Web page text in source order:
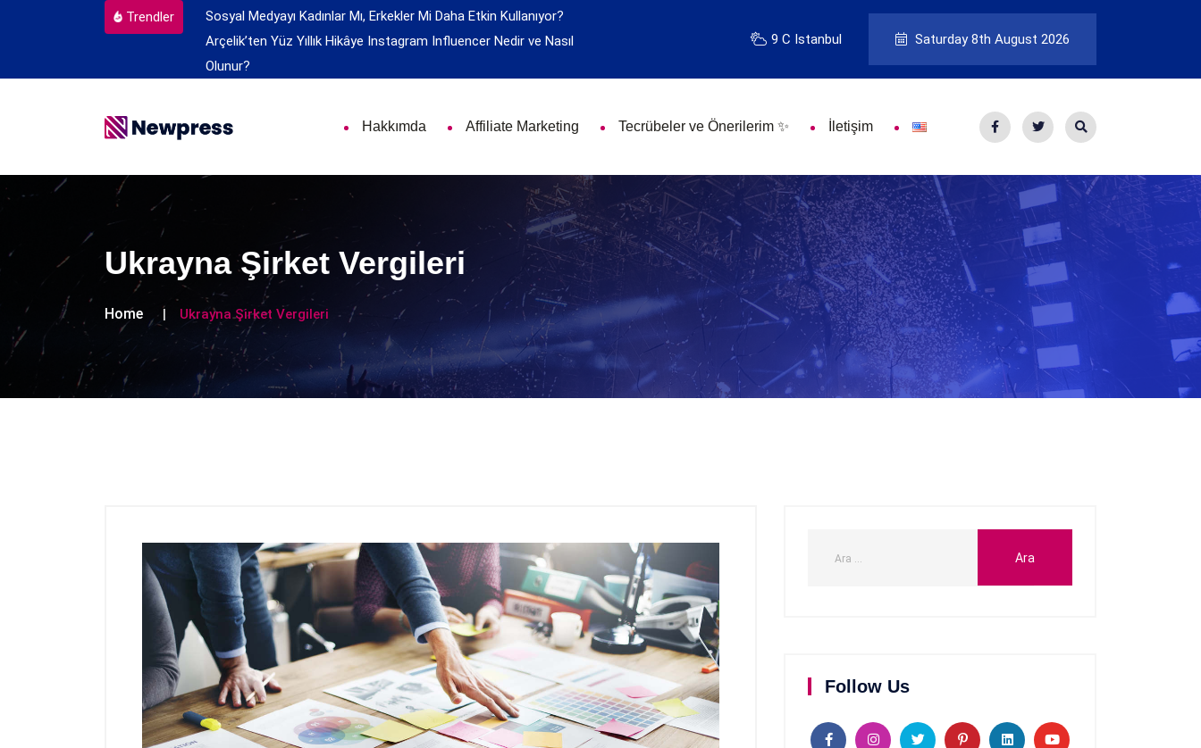
Trendler
Sosyal Medyayı Kadınlar Mı, Erkekler Mi Daha Etkin Kullanıyor?
Arçelik’ten Yüz Yıllık Hikâye Instagram Influencer Nedir ve Nasıl
Olunur?
9 C Istanbul Saturday 8th August 2026
Hakkımda Affiliate Marketing Tecrübeler ve Önerilerim ✨ İletişim
Ukrayna Şirket Vergileri
Home Ukrayna Şirket Vergileri
Follow Us